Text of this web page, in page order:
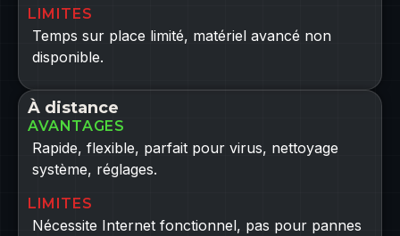
LIMITES
Temps sur place limité, matériel avancé non
disponible.
À distance
AVANTAGES
Rapide, flexible, parfait pour virus, nettoyage
système, réglages.
LIMITES
Nécessite Internet fonctionnel, pas pour pannes